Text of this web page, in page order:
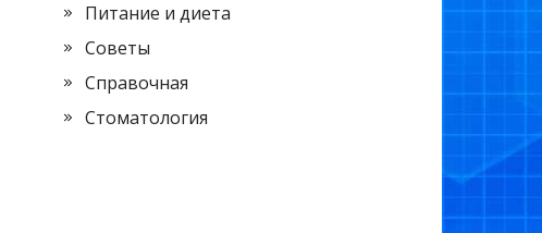
Питание и диета
Советы
Справочная
Стоматология